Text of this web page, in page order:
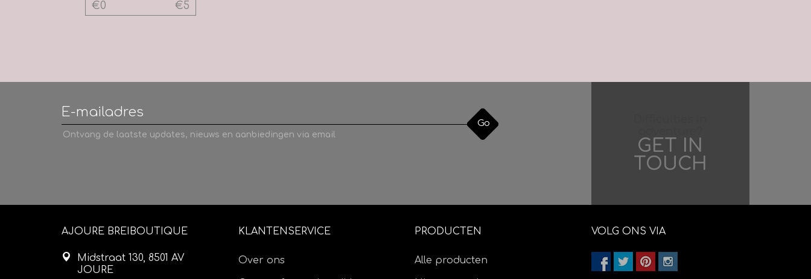
€0 €5
Go
Ontvang de laatste updates, nieuws en aanbiedingen via email
GET IN
TOUCH
AJOURE BREIBOUTIQUE
Midstraat 130, 8501 AV
JOURE
KLANTENSERVICE
Over ons
PRODUCTEN
Alle producten
VOLG ONS VIA